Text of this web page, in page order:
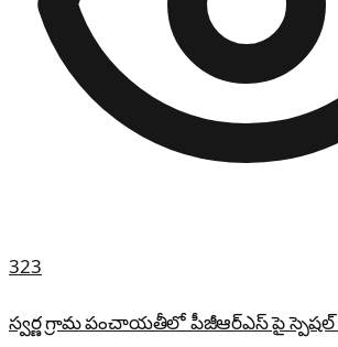
323
స్వర్ణ గ్రామ పంచాయతీలో పీజీఆర్ఎస్ పై